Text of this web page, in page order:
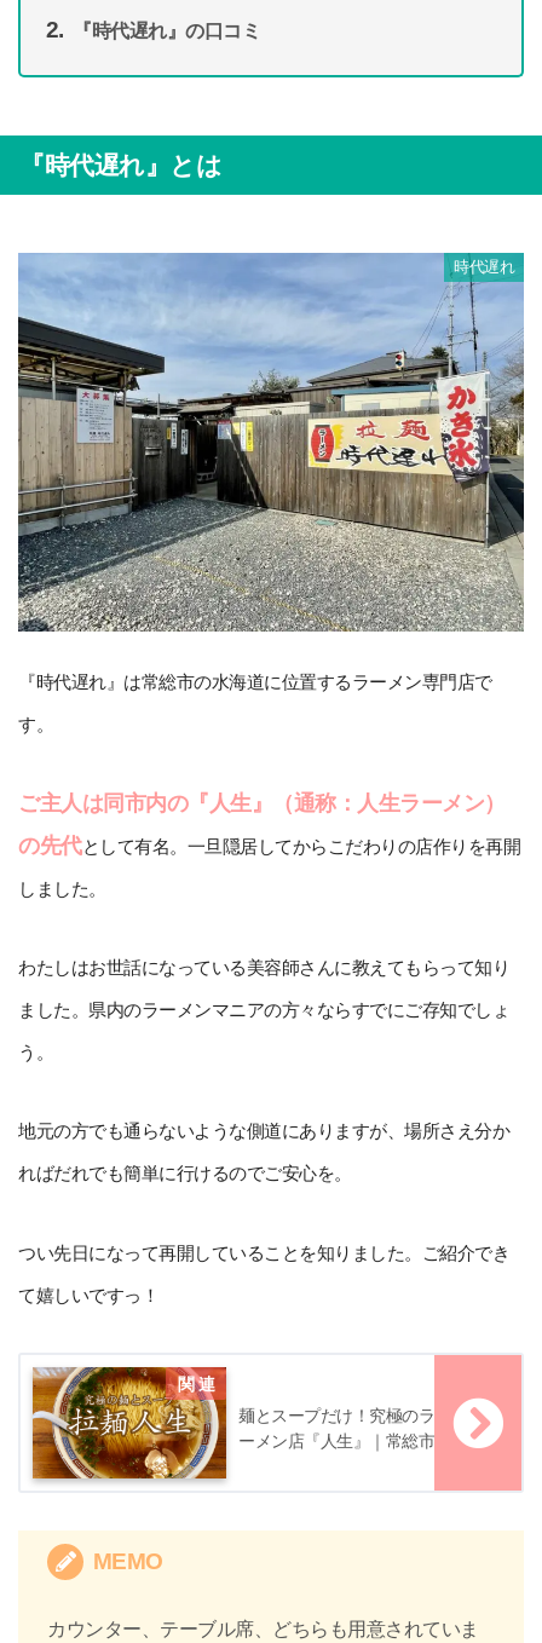
『時代遅れ』の口コミ
『時代遅れ』とは
時代遅れ
『時代遅れ』は常総市の水海道に位置するラーメン専門店で
す。
ご主人は同市内の『人生』（通称：人生ラーメン）
の先代として有名。一旦隠居してからこだわりの店作りを再開
しました。
わたしはお世話になっている美容師さんに教えてもらって知り
ました。県内のラーメンマニアの方々ならすでにご存知でしょ
う。
地元の方でも通らないような側道にありますが、場所さえ分か
ればだれでも簡単に行けるのでご安心を。
つい先日になって再開していることを知りました。ご紹介でき
て嬉しいですっ！
麺とスープだけ！究極のラ
ーメン店『人生』｜常総市
MEMO
カウンター、テーブル席、どちらも用意されていま